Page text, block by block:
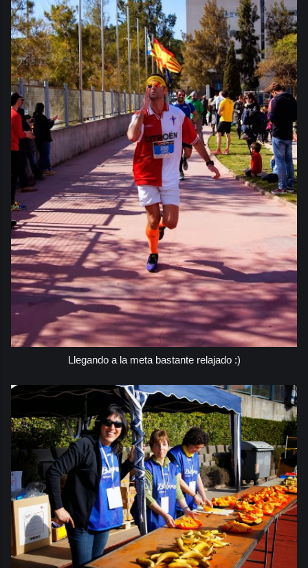
Llegando a la meta bastante relajado :)